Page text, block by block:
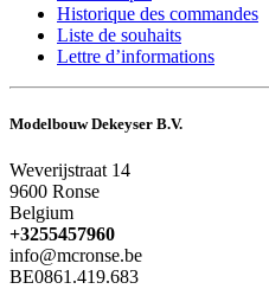
Historique des commandes
Liste de souhaits
Lettre d’informations
Modelbouw Dekeyser B.V.
Weverijstraat 14
9600 Ronse
Belgium
+3255457960
info@mcronse.be
BE0861.419.683